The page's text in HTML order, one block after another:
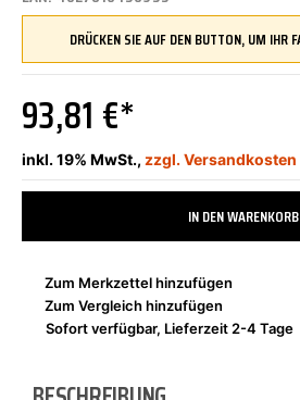
93,81 €*
inkl. 19% MwSt., zzgl. Versandkosten
IN DEN WARENKORB
Zum Merkzettel hinzufügen
Zum Vergleich hinzufügen
Sofort verfügbar, Lieferzeit 2-4 Tage